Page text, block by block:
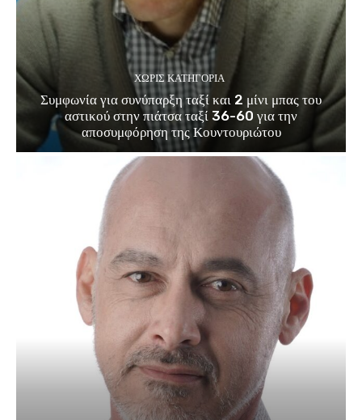
ΧΩΡΊΣ ΚΑΤΗΓΟΡΊΑ
Συμφωνία για συνύπαρξη ταξί και 2 μίνι μπας του
αστικού στην πιάτσα ταξί 36-60 για την
αποσυμφόρηση της Κουντουριώτου